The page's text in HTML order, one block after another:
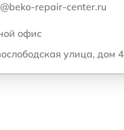
repair-center.ru
офис
улица, дом 4